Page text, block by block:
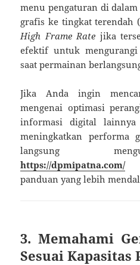
menu pengaturan di
grafis ke tingkat terendah (
High Frame Rate jika
efektif untuk mengurangi
saat permainan
Jika Anda ingin
mengenai optimasi
informasi digital lainnya
meningkatkan performa
langsung
https://dpmipatna.com/
panduan yang lebih
3. Memahami
Sesuai Kapasitas